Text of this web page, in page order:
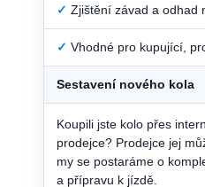
✓ Zjištění závad a odhad
✓ Vhodné pro kupující,
Sestavení nového kola
Koupili jste kolo přes
prodejce? Prodejce jej
my se postaráme o
a přípravu k jízdě.